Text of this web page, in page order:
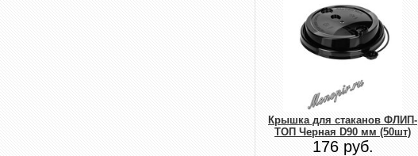
Крышка для стаканов ФЛИП-
ТОП Черная D90 мм (50шт)
176 руб.